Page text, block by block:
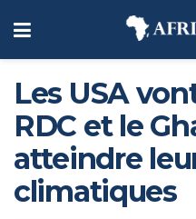
Les USA
RDC et le
atteindre
climatiques